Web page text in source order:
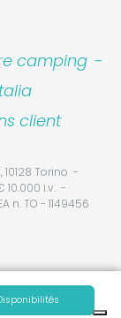
camping -
client
Torino
i.v.
n. TO - 1149456